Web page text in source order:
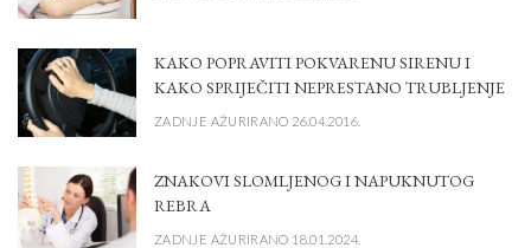
KAKO POPRAVITI POKVARENU SIRENU I
KAKO SPRIJEČITI NEPRESTANO TRUBLJENJE
ZADNJE AŽURIRANO 26.04.2016.
ZNAKOVI SLOMLJENOG I NAPUKNUTOG
REBRA
ZADNJE AŽURIRANO 18.01.2024.